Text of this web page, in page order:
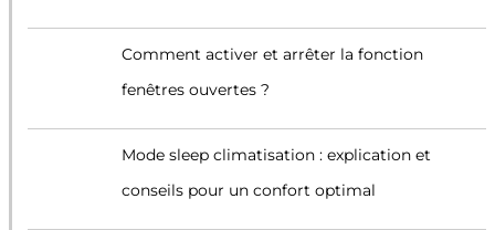
Comment activer et arrêter la fonction
fenêtres ouvertes ?
Mode sleep climatisation : explication et
conseils pour un confort optimal